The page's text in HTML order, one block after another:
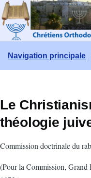
Aller au contenu
Navigation principale
Le
théologie
Commission doctrinale du
(Pour la Commission, Grand